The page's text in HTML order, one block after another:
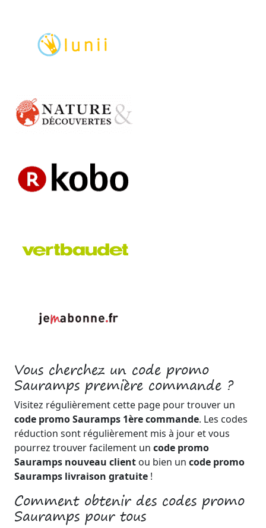
Vous cherchez un code promo
Sauramps première commande ?
Visitez régulièrement cette page pour trouver un
code promo Sauramps 1ère commande. Les codes
réduction sont régulièrement mis à jour et vous
pourrez trouver facilement un code promo
Sauramps nouveau client ou bien un code promo
Sauramps livraison gratuite !
Comment obtenir des codes promo
Sauramps pour tous